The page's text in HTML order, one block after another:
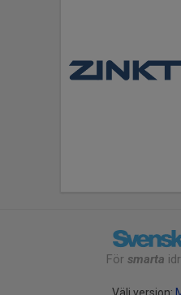
För smarta
Välj version: